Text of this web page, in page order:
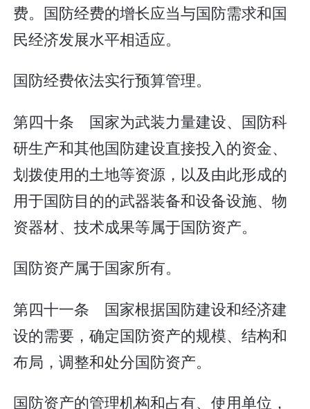
费。国防经费的增长应当与国防需求和国
民经济发展水平相适应。
国防经费依法实行预算管理。
第四十条 国家为武装力量建设、国防科
研生产和其他国防建设直接投入的资金、
划拨使用的土地等资源，以及由此形成的
用于国防目的的武器装备和设备设施、物
资器材、技术成果等属于国防资产。
国防资产属于国家所有。
第四十一条 国家根据国防建设和经济建
设的需要，确定国防资产的规模、结构和
布局，调整和处分国防资产。
国防资产的管理机构和占有、使用单位，